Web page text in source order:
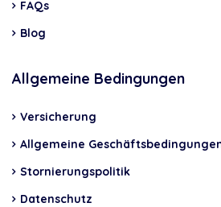
FAQs
Blog
Allgemeine Bedingungen
Versicherung
Allgemeine
Stornierungspolitik
Datenschutz